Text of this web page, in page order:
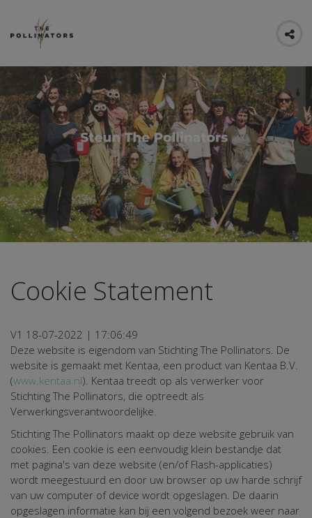
Cookie Statement
V1 18-07-2022 | 17:06:49
Deze website is eigendom van Stichting The Pollinators. De
website is gemaakt met Kentaa, een product van Kentaa B.V.
(www.kentaa.nl). Kentaa treedt op als verwerker voor
Stichting The Pollinators, die optreedt als
Verwerkingsverantwoordelijke.
Stichting The Pollinators maakt op deze website gebruik van
cookies. Een cookie is een eenvoudig klein bestandje dat
met pagina's van deze website (en/of Flash-applicaties)
wordt meegestuurd en door uw browser op uw harde schrijf
van uw computer of device wordt opgeslagen. De daarin
opgeslagen informatie kan bij een volgend bezoek weer naar